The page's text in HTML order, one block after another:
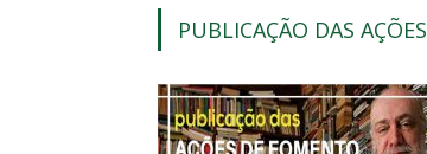
PUBLICAÇÃO DAS